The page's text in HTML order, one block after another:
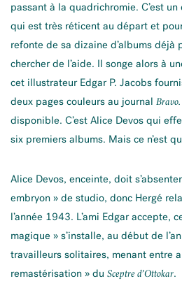
passant à la quadrichromie. C’est
qui est très réticent au départ et
refonte de sa dizaine d’albums déjà
chercher de l’aide. Il songe alors à
cet illustrateur Edgar P. Jacobs
deux pages couleurs au journal Bravo.
disponible. C’est Alice Devos qui
six premiers albums. Mais ce n’est
Alice Devos, enceinte, doit
embryon » de studio, donc Hergé
l’année 1943. L’ami Edgar accepte,
magique » s’installe, au début de
travailleurs solitaires, menant entre
remastérisation » du Sceptre d’Ottokar.